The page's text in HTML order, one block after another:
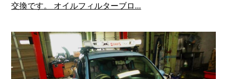
交換です。 オイルフィルターブロ...